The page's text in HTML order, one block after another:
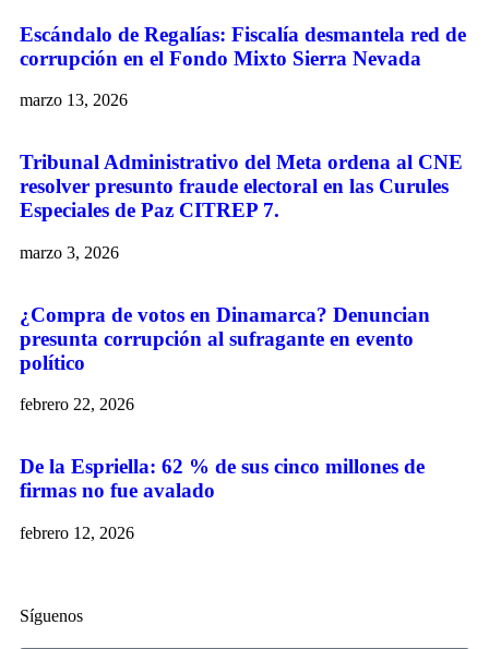
Escándalo de Regalías: Fiscalía desmantela red de
corrupción en el Fondo Mixto Sierra Nevada
marzo 13, 2026
Tribunal Administrativo del Meta ordena al CNE
resolver presunto fraude electoral en las Curules
Especiales de Paz CITREP 7.
marzo 3, 2026
¿Compra de votos en Dinamarca? Denuncian
presunta corrupción al sufragante en evento
político
febrero 22, 2026
De la Espriella: 62 % de sus cinco millones de
firmas no fue avalado
febrero 12, 2026
Síguenos